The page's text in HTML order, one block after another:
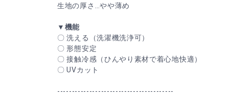
生地の厚さ…やや薄め
▼機能
〇 洗える（洗濯機洗浄可）
〇 形態安定
〇 接触冷感（ひんやり素材で着心地快適）
〇 UVカット
----------------------------------------